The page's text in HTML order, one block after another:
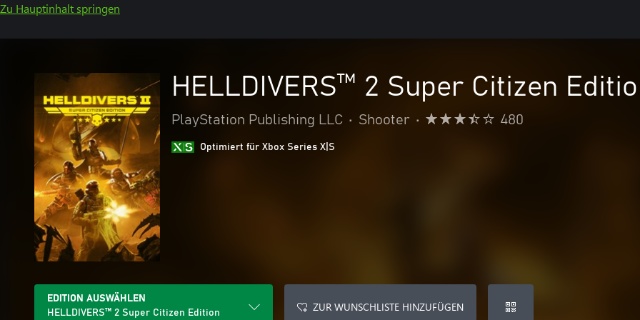
Zu Hauptinhalt springen
HELLDIVERS™ 2 Super Citizen
PlayStation Publishing LLC • Shooter • 480
Optimiert für Xbox Series X|S
EDITION AUSWÄHLEN
HELLDIVERS™ 2 Super Citizen Edition
ZUR WUNSCHLISTE HINZUFÜGEN